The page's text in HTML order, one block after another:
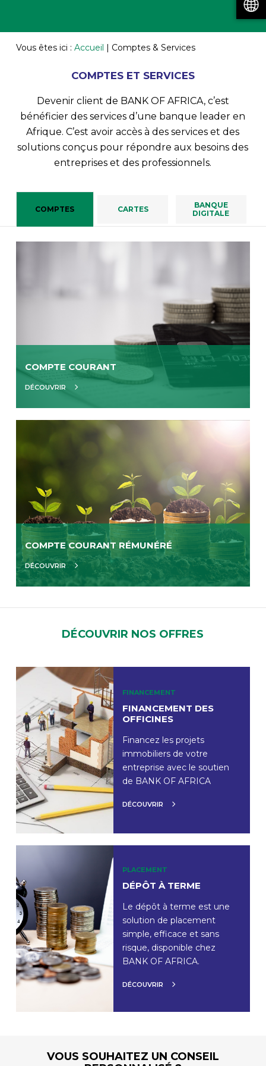
Vous êtes ici : Accueil | Comptes & Services
COMPTES ET SERVICES
Devenir client de BANK OF AFRICA, c’est
bénéficier des services d’une banque leader en
Afrique. C’est avoir accès à des services et des
solutions conçus pour répondre aux besoins des
entreprises et des professionnels.
COMPTES CARTES
BANQUE
DIGITALE
COMPTE COURANT
DÉCOUVRIR
COMPTE COURANT RÉMUNÉRÉ
DÉCOUVRIR
DÉCOUVRIR NOS OFFRES
FINANCEMENT
FINANCEMENT DES
OFFICINES
Financez les projets
immobiliers de votre
entreprise avec le soutien
de BANK OF AFRICA
DÉCOUVRIR
PLACEMENT
DÉPÔT À TERME
Le dépôt à terme est une
solution de placement
simple, efficace et sans
risque, disponible chez
BANK OF AFRICA.
DÉCOUVRIR
VOUS SOUHAITEZ UN CONSEIL